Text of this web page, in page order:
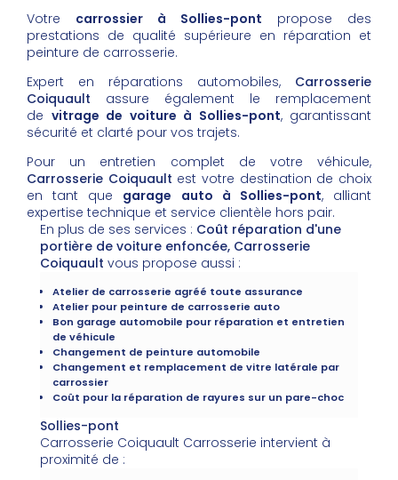
Votre carrossier à Sollies-pont propose des
prestations de qualité supérieure en réparation et
peinture de carrosserie.
Expert en réparations automobiles, Carrosserie
Coiquault assure également le remplacement
de vitrage de voiture à Sollies-pont, garantissant
sécurité et clarté pour vos trajets.
Pour un entretien complet de votre véhicule,
Carrosserie Coiquault est votre destination de choix
en tant que garage auto à Sollies-pont, alliant
expertise technique et service clientèle hors pair.
En plus de ses services : Coût réparation d'une
portière de voiture enfoncée, Carrosserie
Coiquault vous propose aussi :
Atelier de carrosserie agréé toute assurance
Atelier pour peinture de carrosserie auto
Bon garage automobile pour réparation et entretien
de véhicule
Changement de peinture automobile
Changement et remplacement de vitre latérale par
carrossier
Coût pour la réparation de rayures sur un pare-choc
Sollies-pont
Carrosserie Coiquault Carrosserie intervient à
proximité de :